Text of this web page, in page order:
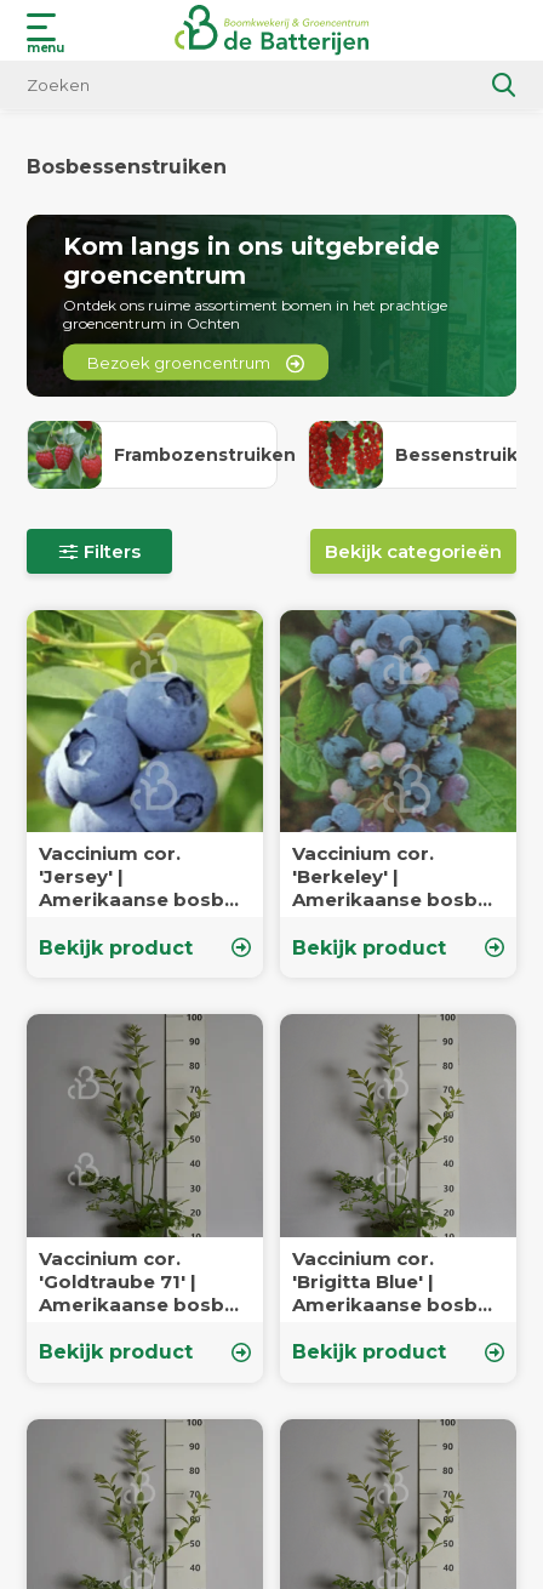
menu
Bosbessenstruiken
Kom langs in ons uitgebreide
groencentrum
Ontdek ons ruime assortiment bomen in het prachtige
groencentrum in Ochten
Bezoek groencentrum
Frambozenstruiken Bessenstruiken
Filters Bekijk categorieën
Vaccinium cor.
'Jersey' |
Amerikaanse bosbes
Bekijk product
Vaccinium cor.
'Berkeley' |
Amerikaanse bosbes
Bekijk product
Vaccinium cor.
'Goldtraube 71' |
Amerikaanse bosbes
Bekijk product
Vaccinium cor.
'Brigitta Blue' |
Amerikaanse bosbes
Bekijk product